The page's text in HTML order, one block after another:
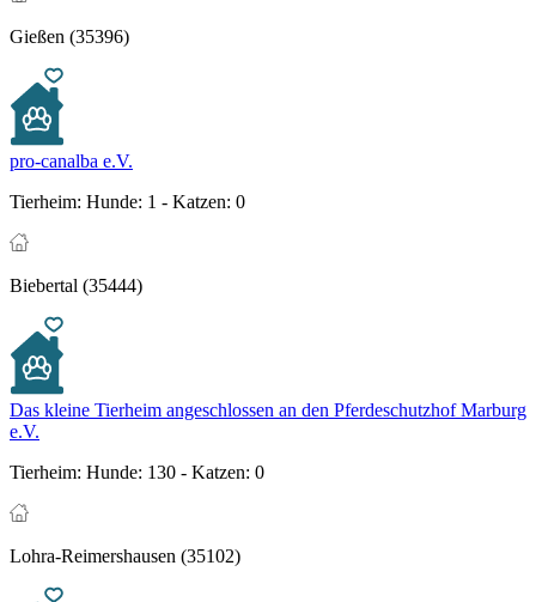
Gießen (35396)
pro-canalba e.V.
Tierheim: Hunde: 1 - Katzen: 0
Biebertal (35444)
Das kleine Tierheim angeschlossen an den Pferdeschutzhof Marburg
e.V.
Tierheim: Hunde: 130 - Katzen: 0
Lohra-Reimershausen (35102)